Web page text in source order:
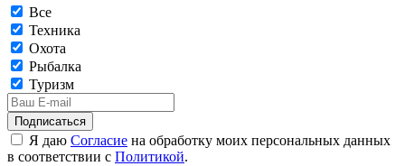
Все
Техника
Охота
Рыбалка
Туризм
Подписаться
Я даю Согласие на обработку моих персональных данных
в соответствии с Политикой.